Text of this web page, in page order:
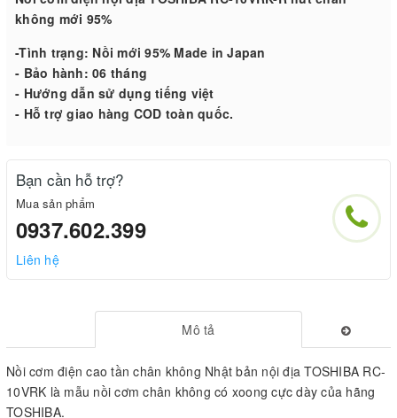
không mới 95%
-Tình trạng: Nồi mới 95% Made in Japan
- Bảo hành: 06 tháng
- Hướng dẫn sử dụng tiếng việt
- Hỗ trợ giao hàng COD toàn quốc.
Bạn cần hỗ trợ?
Mua sản phẩm
0937.602.399
Liên hệ
Mô tả
Nồi cơm điện cao tần chân không Nhật bản nội địa TOSHIBA RC-
10VRK là mẫu nồi cơm chân không có xoong cực dày của hãng
TOSHIBA.